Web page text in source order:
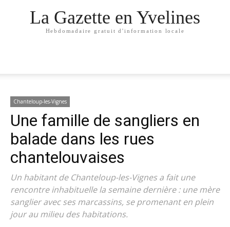
La Gazette en Yvelines
Hebdomadaire gratuit d'information locale
Chanteloup-les-Vignes
Une famille de sangliers en
balade dans les rues
chantelouvaises
Un habitant de Chanteloup-les-Vignes a fait une
rencontre inhabituelle la semaine dernière : une mère
sanglier avec ses marcassins, se promenant en plein
jour au milieu des habitations.